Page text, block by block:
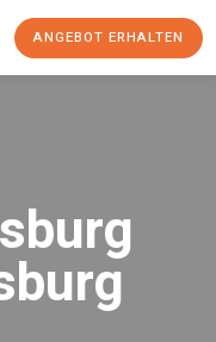
ANGEBOT ERHALTEN